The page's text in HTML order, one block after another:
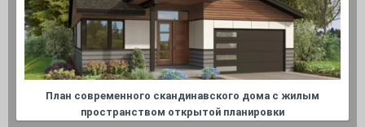
План современного скандинавского дома с жилым
пространством открытой планировки